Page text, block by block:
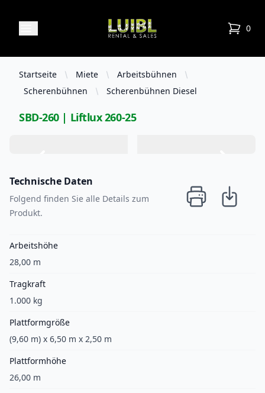
Luibl Rental & Sales 0
items
Startseite Miete
Arbeitsbühnen
Scherenbühnen
Scherenbühnen Diesel
SBD-260 | Liftlux 260-25
Technische Daten
Folgend finden Sie alle Details zum
Produkt.
Arbeitshöhe
28,00 m
Tragkraft
1.000 kg
Plattformgröße
(9,60 m) x 6,50 m x 2,50 m
Plattformhöhe
26,00 m